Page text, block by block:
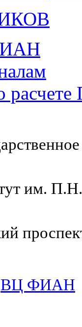
им.
ВЦ ФИАН